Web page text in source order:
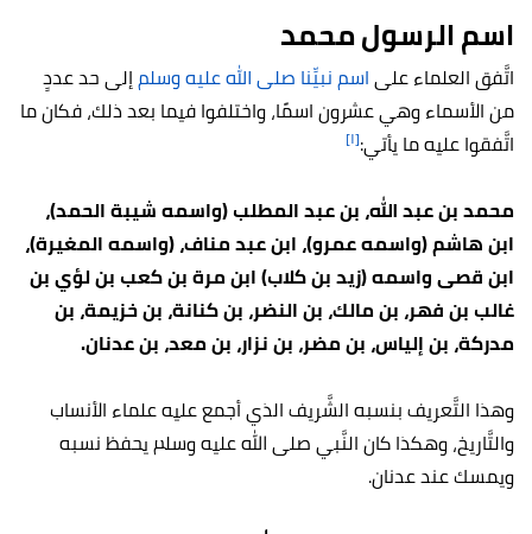
اسم الرسول محمد
اتَّفق العلماء علىاسم نبيِّنا صلى الله عليه وسلمإلى حد عددٍ
من الأسماء وهي عشرون اسمًا، واختلفوا فيما بعد ذلك، فكان ما
اتَّفقوا عليه ما يأتي:[١]
محمد بن عبد الله، بن عبد المطلب (واسمه شيبة الحمد)،
ابن هاشم (واسمه عمرو)، ابن عبد مناف، (واسمه المغيرة)،
ابن قصى واسمه (زيد بن كلاب) ابن مرة بن كعب بن لؤي بن
غالب بن فهر، بن مالك، بن النضر، بن كنانة، بن خزيمة، بن
مدركة، بن إلياس، بن مضر، بن نزار، بن معد، بن عدنان.
وهذا التَّعريف بنسبه الشَّريف الذي أجمع عليه علماء الأنساب
والتَّاريخ، وهكذا كان النَّبي صلى الله عليه وسلم يحفظ نسبه
ويمسك عند عدنان.